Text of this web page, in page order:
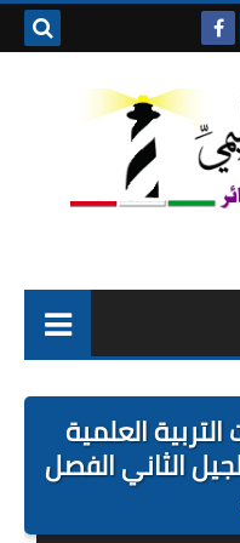
التحضيرية
السنة الاولى ابتدائي
العلمية
الجيل الثاني الفصل